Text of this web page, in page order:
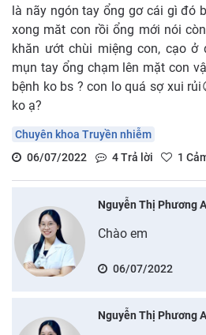
là nãy ngón tay ổng gơ cái gì đó
xong măt con rồi ổng mới nói
khăn ướt chùi miệng con, cạo
mụn tay ổng chạm lên mặt con
bệnh ko bs ? con lo quá sợ xui
ko ạ?
Chuyên khoa Truyền nhiễm
06/07/2022
4Trả lời 1
Nguyễn Thị Phương
Chào em
06/07/2022
Nguyễn Thị Phương